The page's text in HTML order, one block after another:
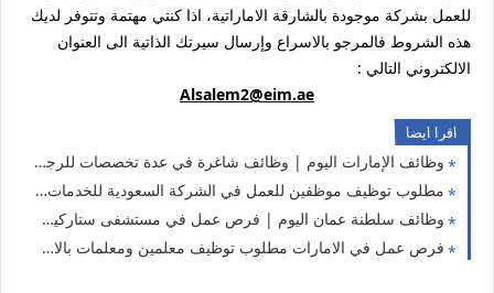
للعمل بشركة موجودة بالشارقة الاماراتية، اذا كنتي مهتمة وتتوفر لديك
هذه الشروط فالمرجو بالاسراع وإرسال سيرتك الذاتية الى العنوان
الالكتروني التالي :
Alsalem2@eim.ae
اقرا ايضا
وظائف الإمارات اليوم | وظائف شاغرة في عدة تخصصات للرجال والنساء (للأجانب والمقيمين)
مطلوب توظيف موظفين للعمل في الشركة السعودية للخدمات الأرضية SGS جديد 2022
وظائف سلطنة عمان اليوم | فرص عمل في مستشفى ستاركير في عمان سارع بالتقديم
فرص عمل في الامارات مطلوب توظيف معلمين ومعلمات بالامارات سارع بالتقديم